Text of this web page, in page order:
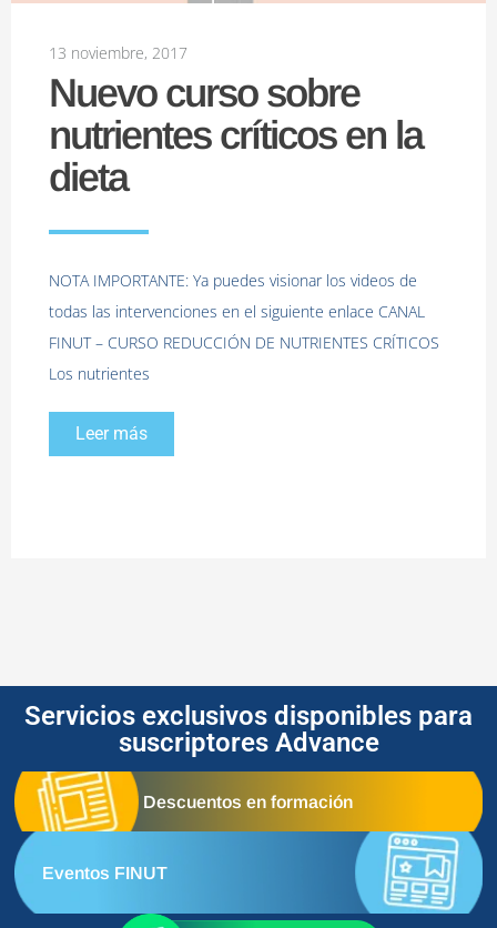
13 noviembre, 2017
Nuevo curso sobre
nutrientes críticos en la
dieta
NOTA IMPORTANTE: Ya puedes visionar los videos de
todas las intervenciones en el siguiente enlace CANAL
FINUT – CURSO REDUCCIÓN DE NUTRIENTES CRÍTICOS
Los nutrientes
Leer más
Servicios exclusivos disponibles para
suscriptores Advance
Descuentos en formación
Eventos FINUT